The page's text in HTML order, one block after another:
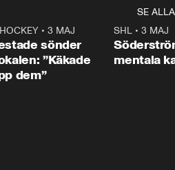
SE ALLA
0:22
•3 MAJ
sönder
”Käkade
dem”
SHL •3 MAJ
mentala